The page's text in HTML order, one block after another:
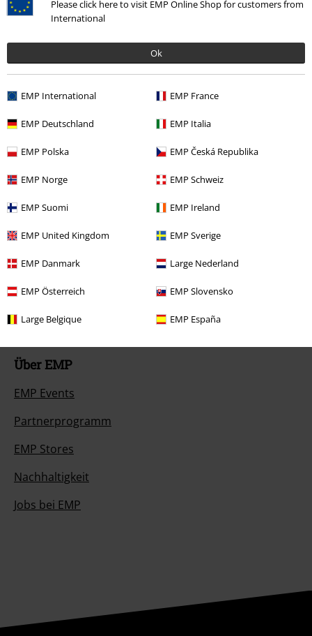
Please click here to visit EMP Online Shop for customers from
International
Ok
EMP International EMP France
EMP Deutschland EMP Italia
EMP Polska EMP Česká Republika
EMP Norge EMP Schweiz
EMP Suomi EMP Ireland
EMP United Kingdom EMP Sverige
EMP Danmark Large Nederland
EMP Österreich EMP Slovensko
Large Belgique EMP España
Artikel zurücksenden
Größentabelle
BSC Mitgliedschaft kündigen
Zahlungsarten
Angebote für dich
Magazin
Gewinnspiele
EMP Gutscheine bestellen
EMP Backstage Club
Studentenrabatt
Über EMP
EMP Events
Partnerprogramm
EMP Stores
Nachhaltigkeit
Jobs bei EMP